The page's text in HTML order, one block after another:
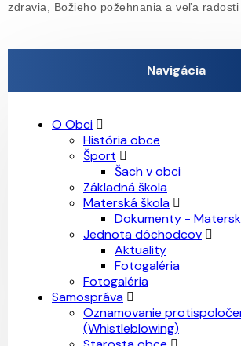
zdravia, Božieho požehnania a veľa radosti
Navigácia
O Obci
História obce
Šport
Šach v obci
Základná škola
Materská škola
Dokumenty -
Jednota dôchodcov
Aktuality
Fotogaléria
Fotogaléria
Samospráva
Oznamovanie
(Whistleblowing)